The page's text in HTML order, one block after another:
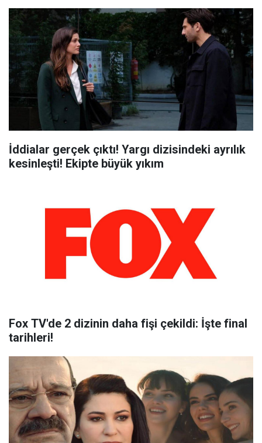
İddialar gerçek çıktı! Yargı dizisindeki ayrılık
kesinleşti! Ekipte büyük yıkım
Fox TV'de 2 dizinin daha fişi çekildi: İşte final
tarihleri!